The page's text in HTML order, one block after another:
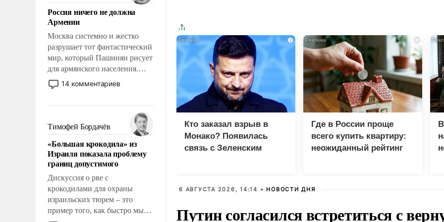
означает многолетний период
уязвимости США, например,
перед Китаем.
Россия ничего не должна
Армении
Москва системно и жестко
разрушает тот фантастический
мир, который Пашинян рисует
для армянского населения.
Мир, где политические
прожекты будут безусловно
налогоплательщиков и где
Еревану за свои поступки не
нужно отвечать.
14 комментариев
Тимофей Бордачёв
«Большая крокодила» из
Израиля показала проблему
границ допустимого
Дискуссия о рве с
крокодилами для охраны
израильских тюрем – это
пример того, как быстро мы
i
Кто заказал взрыв в
Монако? Появилась
связь с Зеленским
i
Где в России проще
всего купить квартиру:
неожиданный рейтинг
6 АВГУСТА 2026, 14:14 • НОВОСТИ ДНЯ
Путин согласился встретиться с